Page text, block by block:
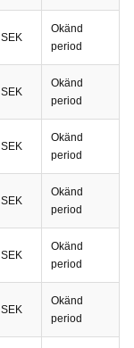
SEK
Okänd
period
SEK
Okänd
period
SEK
Okänd
period
SEK
Okänd
period
SEK
Okänd
period
SEK
Okänd
period